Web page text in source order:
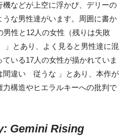
などが上空に浮かび、デリーの
な男性達がいます。周囲に書か
男性と12人の女性（残りは失敗
」とあり、よく見ると男性達に混
いる17人の女性が描かれていま
間違い 従うな 」とあり、本作が
構造やヒエラルキーへの批判で
Gemini Rising